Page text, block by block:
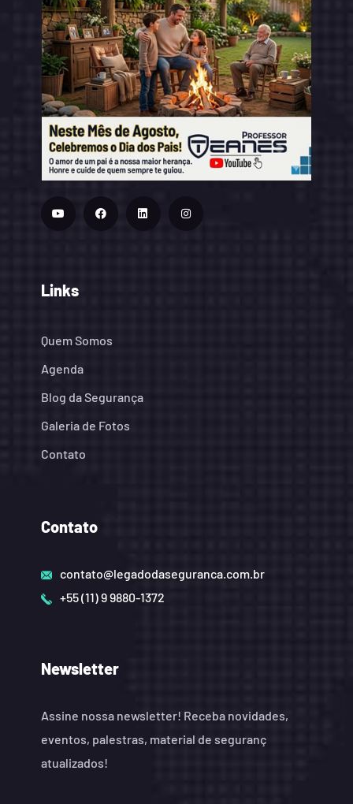
Links
Quem Somos
Agenda
Blog da Segurança
Galeria de Fotos
Contato
Contato
contato@legadodaseguranca.com.br
+55 (11) 9 9880-1372
Newsletter
Assine nossa newsletter! Receba novidades,
eventos, palestras, material de seguranç
atualizados!